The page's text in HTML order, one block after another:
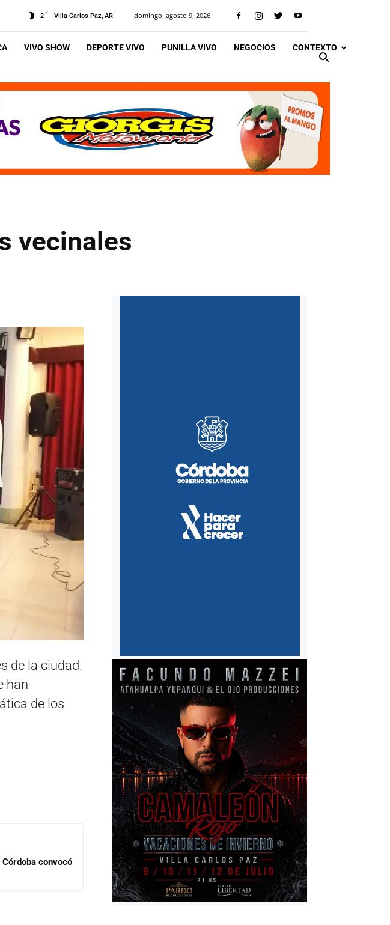
2 C Villa Carlos Paz, AR domingo, agosto 9, 2026
VIVO SHOW DEPORTE VIVO PUNILLA VIVO NEGOCIOS CONTEXTO
vecinales
de la ciudad.
han
de los
convocó